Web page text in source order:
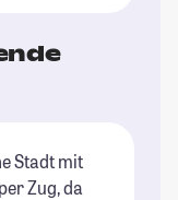
Stadt mit
Zug, da